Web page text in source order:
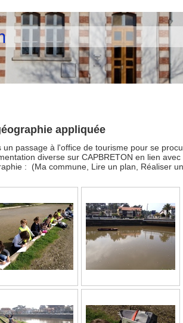
appliquée
un passage à l'office de tourisme pour se
diverse sur CAPBRETON en lien
: (Ma commune, Lire un plan, Réaliser un